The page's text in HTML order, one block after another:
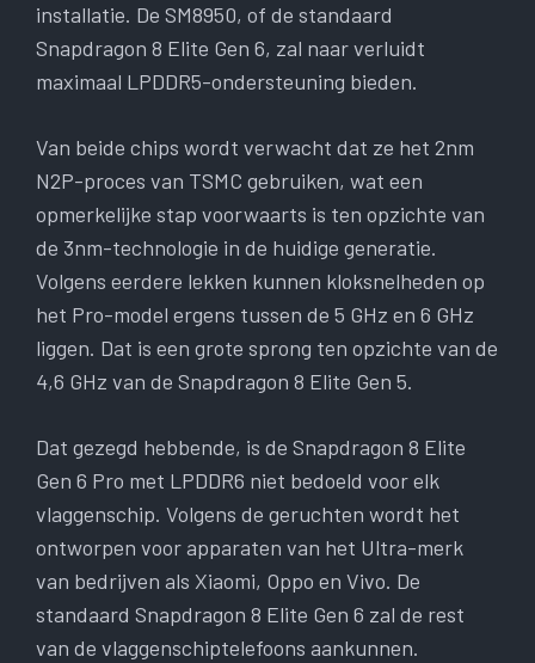
installatie. De SM8950, of de standaard
Snapdragon 8 Elite Gen 6, zal naar verluidt
maximaal LPDDR5-ondersteuning bieden.
Van beide chips wordt verwacht dat ze het 2nm
N2P-proces van TSMC gebruiken, wat een
opmerkelijke stap voorwaarts is ten opzichte van
de 3nm-technologie in de huidige generatie.
Volgens eerdere lekken kunnen kloksnelheden op
het Pro-model ergens tussen de 5 GHz en 6 GHz
liggen. Dat is een grote sprong ten opzichte van de
4,6 GHz van de Snapdragon 8 Elite Gen 5.
Dat gezegd hebbende, is de Snapdragon 8 Elite
Gen 6 Pro met LPDDR6 niet bedoeld voor elk
vlaggenschip. Volgens de geruchten wordt het
ontworpen voor apparaten van het Ultra-merk
van bedrijven als Xiaomi, Oppo en Vivo. De
standaard Snapdragon 8 Elite Gen 6 zal de rest
van de vlaggenschiptelefoons aankunnen.